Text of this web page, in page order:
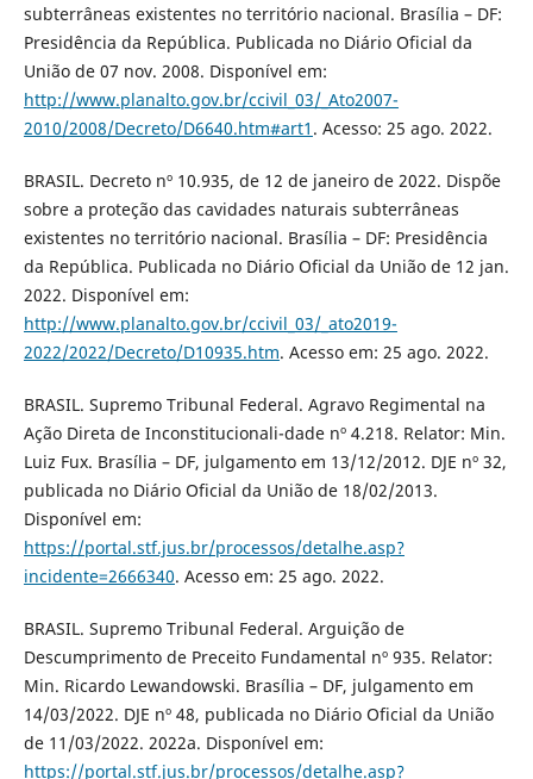
subterrâneas existentes no território nacional. Brasília – DF:
Presidência da República. Publicada no Diário Oficial da
União de 07 nov. 2008. Disponível em:
http://www.planalto.gov.br/ccivil_03/_Ato2007-
2010/2008/Decreto/D6640.htm#art1 . Acesso: 25 ago. 2022.
BRASIL. Decreto nº 10.935, de 12 de janeiro de 2022. Dispõe
sobre a proteção das cavidades naturais subterrâneas
existentes no território nacional. Brasília – DF: Presidência
da República. Publicada no Diário Oficial da União de 12 jan.
2022. Disponível em:
http://www.planalto.gov.br/ccivil_03/_ato2019-
2022/2022/Decreto/D10935.htm. Acesso em: 25 ago. 2022.
BRASIL. Supremo Tribunal Federal. Agravo Regimental na
Ação Direta de Inconstitucionali-dade nº 4.218. Relator: Min.
Luiz Fux. Brasília – DF, julgamento em 13/12/2012. DJE nº 32,
publicada no Diário Oficial da União de 18/02/2013.
Disponível em:
https://portal.stf.jus.br/processos/detalhe.asp?
incidente=2666340. Acesso em: 25 ago. 2022.
BRASIL. Supremo Tribunal Federal. Arguição de
Descumprimento de Preceito Fundamental nº 935. Relator:
Min. Ricardo Lewandowski. Brasília – DF, julgamento em
14/03/2022. DJE nº 48, publicada no Diário Oficial da União
de 11/03/2022. 2022a. Disponível em:
https://portal.stf.jus.br/processos/detalhe.asp?